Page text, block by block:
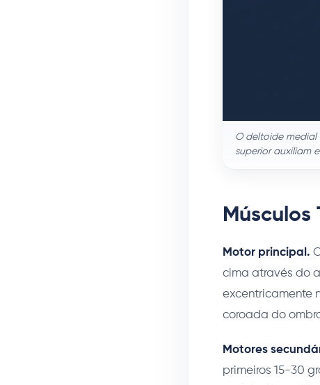
O deltoide medial
superior auxiliam
Músculos
Motor principal.
cima através do
excentricamente
coroada do
Motores
primeiros 15-30